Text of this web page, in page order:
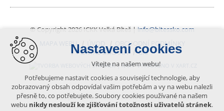
© Copyright 2026 ICKK Velká Bíteš | info@bitessko.com
MAPA WEBU
ÚVOD
OBCHODNÍ PODMÍNKY
PORTÁL OBČANA
GIS
VYTVOŘENO V XART.CZ
Obsah tohoto portálu je chráněn autorským právem, které
vykonává vydavatel. Jakékoliv užití článků a fotografií z této podoby
Nastavení cookies
Vítejte na našem webu!
Potřebujeme nastavit cookies a související technologie, aby
zobrazovaný obsah odpovídal vašim potřebám a vy na webu nalezli
přesně to, co potřebujete. Soubory cookies používané na našem
webu nikdy neslouží ke zjišťování totožnosti uživatelů stránek.